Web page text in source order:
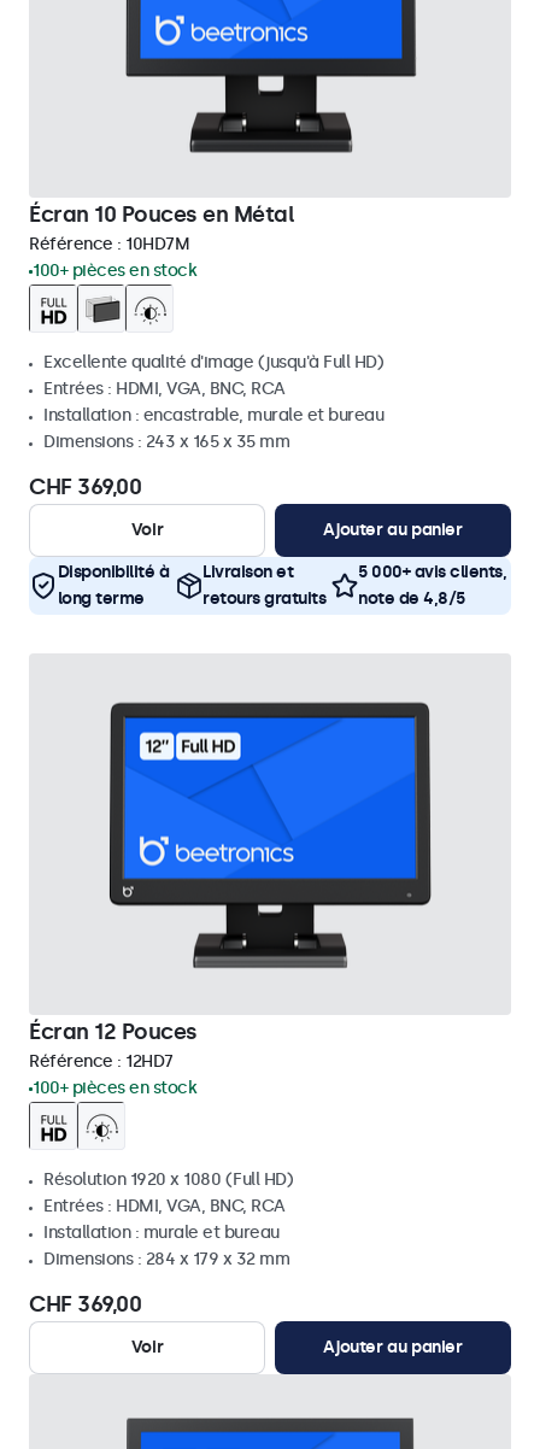
Écran 10 Pouces en Métal
Référence : 10HD7M
100+ pièces en stock
Excellente qualité d'image (jusqu'à Full HD)
Entrées : HDMI, VGA, BNC, RCA
Installation : encastrable, murale et bureau
Dimensions : 243 x 165 x 35 mm
CHF 369,00
Voir Ajouter au panier
Disponibilité à
long terme
Livraison et
retours gratuits
5 000+ avis clients,
note de 4,8/5
Écran 12 Pouces
Référence : 12HD7
100+ pièces en stock
Résolution 1920 x 1080 (Full HD)
Entrées : HDMI, VGA, BNC, RCA
Installation : murale et bureau
Dimensions : 284 x 179 x 32 mm
CHF 369,00
Voir Ajouter au panier